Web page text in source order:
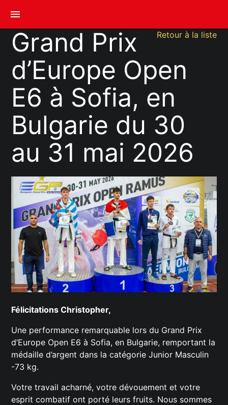
menu
Retour à la liste
Grand Prix
d’Europe Open
E6 à Sofia, en
Bulgarie du 30
au 31 mai 2026
Félicitations Christopher,
Une performance remarquable lors du Grand Prix
d’Europe Open E6 à Sofia, en Bulgarie, remportant la
médaille d’argent dans la catégorie Junior Masculin
-73 kg.
Votre travail acharné, votre dévouement et votre
esprit combatif ont porté leurs fruits. Nous sommes